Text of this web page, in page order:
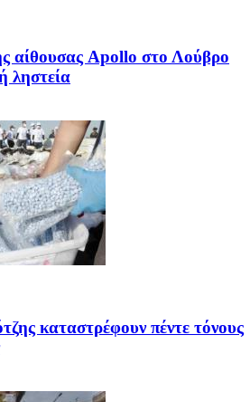
αίθουσας Apollo στο Λούβρο
ληστεία
καταστρέφουν πέντε τόνους